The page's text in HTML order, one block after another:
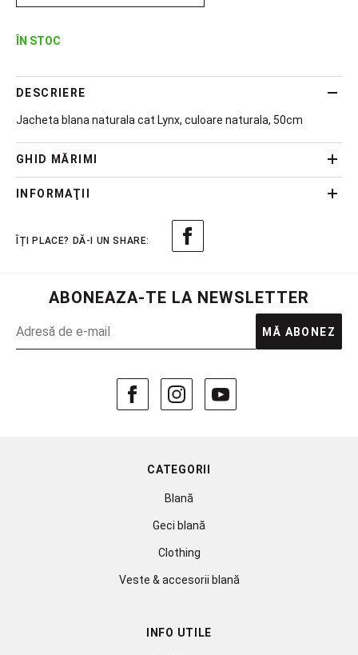
ÎN STOC
DESCRIERE
Jacheta blana naturala cat Lynx, culoare naturala, 50cm
INFORMAŢII
GHID MĂRIMI
ABONEAZA-TE LA NEWSLETTER
MĂ ABONEZ
CATEGORII
Blană
Geci blană
Clothing
Veste & accesorii blană
INFO UTILE